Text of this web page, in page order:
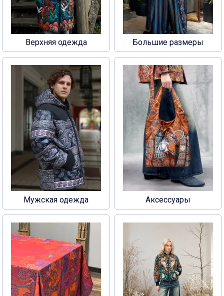
Верхняя одежда Большие размеры
Мужская одежда Аксессуары